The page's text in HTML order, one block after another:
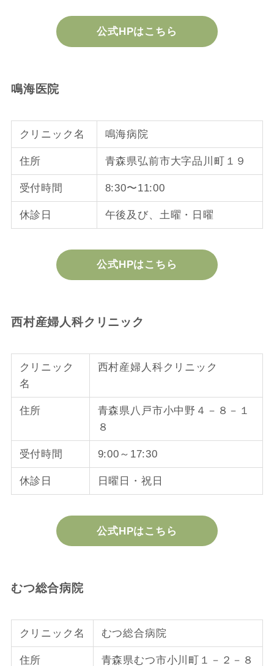
公式HPはこちら
鳴海医院
クリニック名 鳴海病院
住所 青森県弘前市大字品川町１９
受付時間 8:30〜11:00
休診日 午後及び、土曜・日曜
公式HPはこちら
西村産婦人科クリニック
クリニック
名
西村産婦人科クリニック
住所
青森県八戸市小中野４－８－１
８
受付時間 9:00～17:30
休診日 日曜日・祝日
公式HPはこちら
むつ総合病院
クリニック名 むつ総合病院
住所 青森県むつ市小川町１－２－８